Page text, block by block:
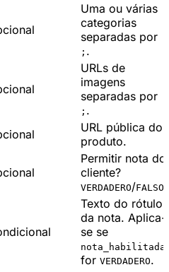
Uma ou várias
categorias
separadas por
; .
URLs de
imagens
separadas por
; .
URL pública do
produto.
Permitir nota do
cliente?
VERDADERO/FALSO
Texto do rótulo
da nota. Aplica-
se se
nota_habilitada
for VERDADERO.